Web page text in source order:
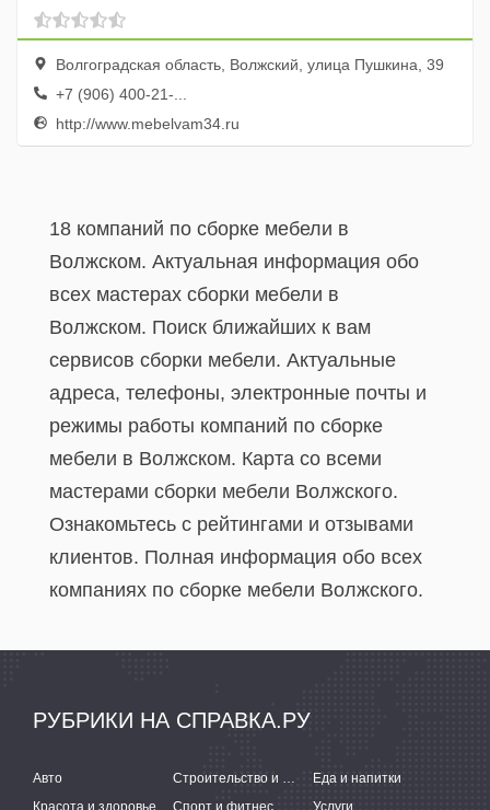
Волгоградская область, Волжский, улица Пушкина, 39
+7 (906) 400-21-...
http://www.mebelvam34.ru
18 компаний по сборке мебели в
Волжском. Актуальная информация обо
всех мастерах сборки мебели в
Волжском. Поиск ближайших к вам
сервисов сборки мебели. Актуальные
адреса, телефоны, электронные почты и
режимы работы компаний по сборке
мебели в Волжском. Карта со всеми
мастерами сборки мебели Волжского.
Ознакомьтесь с рейтингами и отзывами
клиентов. Полная информация обо всех
компаниях по сборке мебели Волжского.
РУБРИКИ НА СПРАВКА.РУ
Авто Строительство и ремонт
Еда и напитки
Красота и здоровье
Спорт и фитнес
Услуги